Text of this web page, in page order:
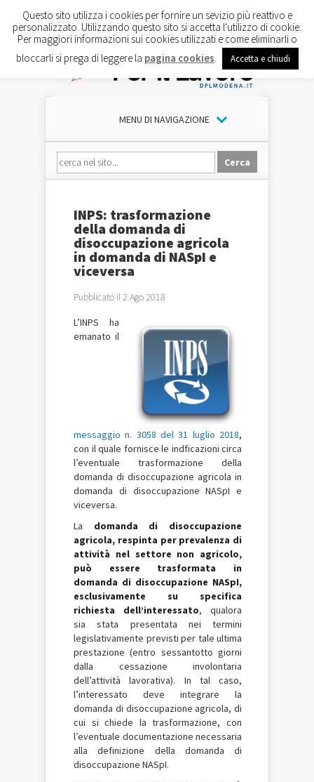
MENU DI NAVIGAZIONE
INPS: trasformazione
della domanda di
disoccupazione agricola
in domanda di NASpI e
viceversa
Pubblicato il 2 Ago 2018
L’INPS ha
emanato il
messaggio n. 3058 del 31 luglio 2018,
con il quale fornisce le indficazioni circa
l’eventuale trasformazione della
domanda di disoccupazione agricola in
domanda di disoccupazione NASpI e
viceversa.
La domanda di disoccupazione
agricola, respinta per prevalenza di
attività nel settore non agricolo,
può essere trasformata in
domanda di disoccupazione NASpI,
esclusivamente su specifica
richiesta dell’interessato, qualora
sia stata presentata nei termini
legislativamente previsti per tale ultima
prestazione (entro sessantotto giorni
dalla cessazione involontaria
dell’attività lavorativa). In tal caso,
l’interessato deve integrare la
domanda di disoccupazione agricola, di
cui si chiede la trasformazione, con
l’eventuale documentazione necessaria
alla definizione della domanda di
disoccupazione NASpI.
Questo sito utilizza i cookies per fornire un sevizio più reattivo e
personalizzato. Utilizzando questo sito si accetta l'utilizzo di cookie.
Per maggiori informazioni sui cookies utilizzati e come eliminarli o
bloccarli si prega di leggere la pagina cookies Accetta e chiudi